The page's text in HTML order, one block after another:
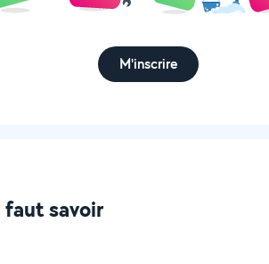
M'inscrire
faut savoir